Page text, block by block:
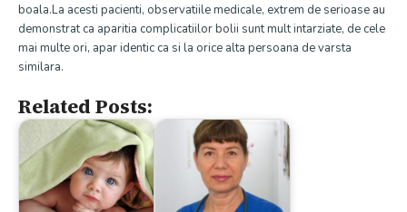
boala.La acesti pacienti, observatiile medicale, extrem de serioase au
demonstrat ca aparitia complicatiilor bolii sunt mult intarziate, de cele
mai multe ori, apar identic ca si la orice alta persoana de varsta
similara.
Related Posts: